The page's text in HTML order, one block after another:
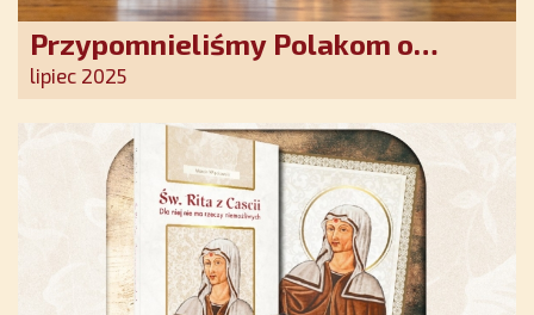
Przypomnieliśmy Polakom o
obecności Anioła Stróża!
lipiec 2025